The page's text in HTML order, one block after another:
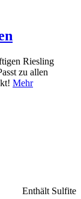
Riesling
zu allen
Mehr
Enthält Sulfite